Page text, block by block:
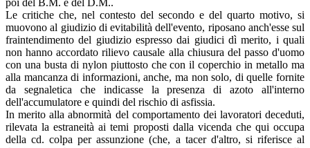
Le critiche che, nel contesto del secondo e del quarto motivo, si
muovono al giudizio di evitabilità dell'evento, riposano anch'esse sul
fraintendimento del giudizio espresso dai giudici dì merito, i quali
non hanno accordato rilievo causale alla chiusura del passo d'uomo
con una busta di nylon piuttosto che con il coperchio in metallo ma
alla mancanza di informazioni, anche, ma non solo, di quelle fornite
da segnaletica che indicasse la presenza di azoto all'interno
dell'accumulatore e quindi del rischio di asfissia.
In merito alla abnormità del comportamento dei lavoratori deceduti,
rilevata la estraneità ai temi proposti dalla vicenda che qui occupa
della cd. colpa per assunzione (che, a tacer d'altro, si riferisce al